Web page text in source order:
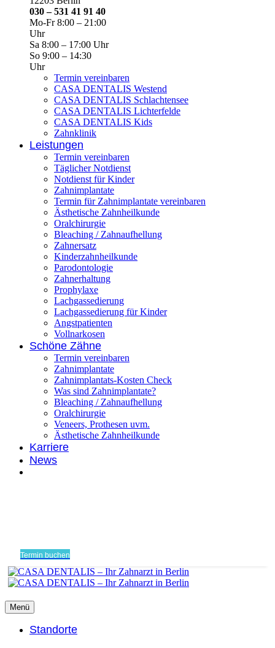
030 – 531 41 91 40
Mo-Fr 8:00 – 21:00
Uhr
Sa 8:00 – 17:00 Uhr
So 9:00 – 14:30
Uhr
Termin vereinbaren
CASA DENTALIS Westend
CASA DENTALIS Schlachtensee
CASA DENTALIS Lichterfelde
CASA DENTALIS Kids
Zahnklinik
Leistungen
Termin vereinbaren
Täglicher Notdienst
Notdienst für Kinder
Zahnimplantate
Termin für Zahnimplantate vereinbaren
Ästhetische Zahnheilkunde
Oralchirurgie
Bleaching / Zahnaufhellung
Zahnersatz
Kinderzahnheilkunde
Parodontologie
Zahnerhaltung
Prophylaxe
Lachgassedierung
Lachgassedierung für Kinder
Angstpatienten
Vollnarkosen
Schöne Zähne
Termin vereinbaren
Zahnimplantate
Zahnimplantats-Kosten Check
Was sind Zahnimplantate?
Bleaching / Zahnaufhellung
Oralchirurgie
Veneers, Prothesen uvm.
Ästhetische Zahnheilkunde
Karriere
News
Termin buchen
Menü
Standorte